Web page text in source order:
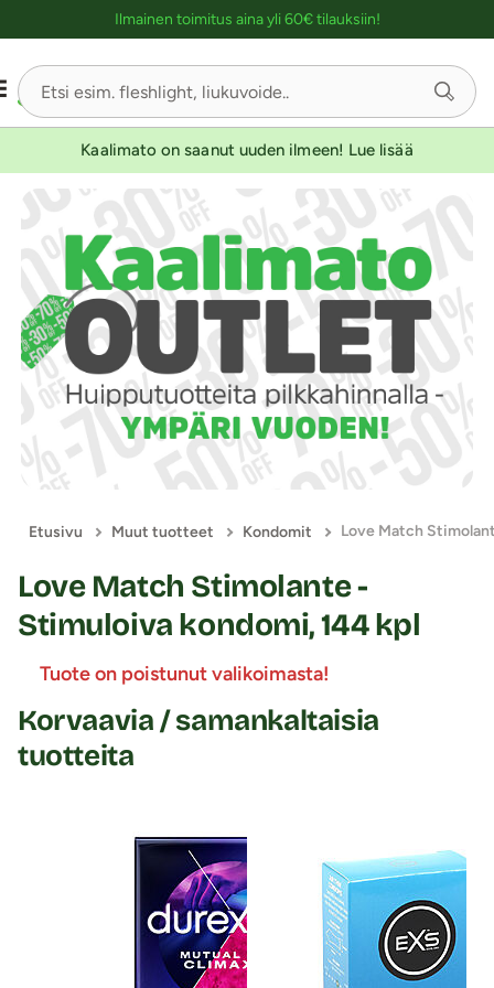
Ilmainen toimitus aina yli 60€ tilauksiin!
Kaalimato on saanut uuden ilmeen! Lue lisää
Etusivu Muut tuotteet Kondomit
Love Match Stimolante -
Stimuloiva kondomi, 144 kpl
Tuote on poistunut valikoimasta!
Korvaavia / samankaltaisia
tuotteita